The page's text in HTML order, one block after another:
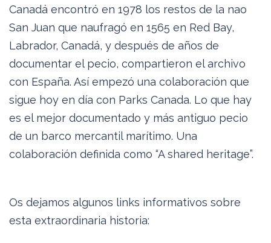
Canadá encontró en 1978 los restos de la nao
San Juan que naufragó en 1565 en Red Bay,
Labrador, Canadá, y después de años de
documentar el pecio, compartieron el archivo
con España. Así empezó una colaboración que
sigue hoy en día con Parks Canada. Lo que hay
es el mejor documentado y más antiguo pecio
de un barco mercantil marítimo. Una
colaboración definida como “A shared heritage”.
Os dejamos algunos links informativos sobre
esta extraordinaria historia: